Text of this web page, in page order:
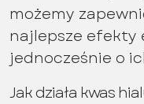
możemy
najlepsze efekty
jednocześnie o
Jak działa kwas